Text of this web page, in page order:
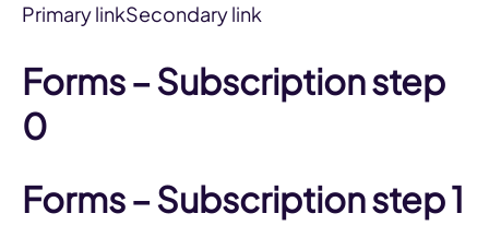
Primary linkSecondary link
Forms – Subscription step
0
Forms – Subscription step 1